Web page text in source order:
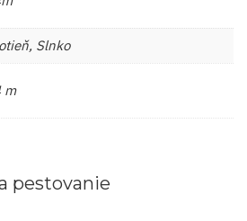
Slnko
m
pestovanie